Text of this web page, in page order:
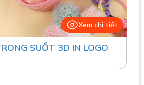
Xem chi tiết
SUỐT 3D IN LOGO